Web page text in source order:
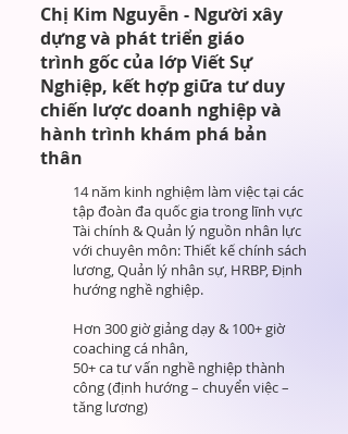
Chị Kim Nguyễn - Người xây
dựng và phát triển giáo
trình gốc của lớp Viết Sự
Nghiệp, kết hợp giữa tư duy
chiến lược doanh nghiệp và
hành trình khám phá bản
thân
14 năm kinh nghiệm làm việc tại các
tập đoàn đa quốc gia trong lĩnh vực
Tài chính & Quản lý nguồn nhân lực
với chuyên môn: Thiết kế chính sách
lương, Quản lý nhân sự, HRBP, Định
hướng nghề nghiệp.
Hơn 300 giờ giảng dạy & 100+ giờ
coaching cá nhân,
50+ ca tư vấn nghề nghiệp thành
công (định hướng – chuyển việc –
tăng lương)